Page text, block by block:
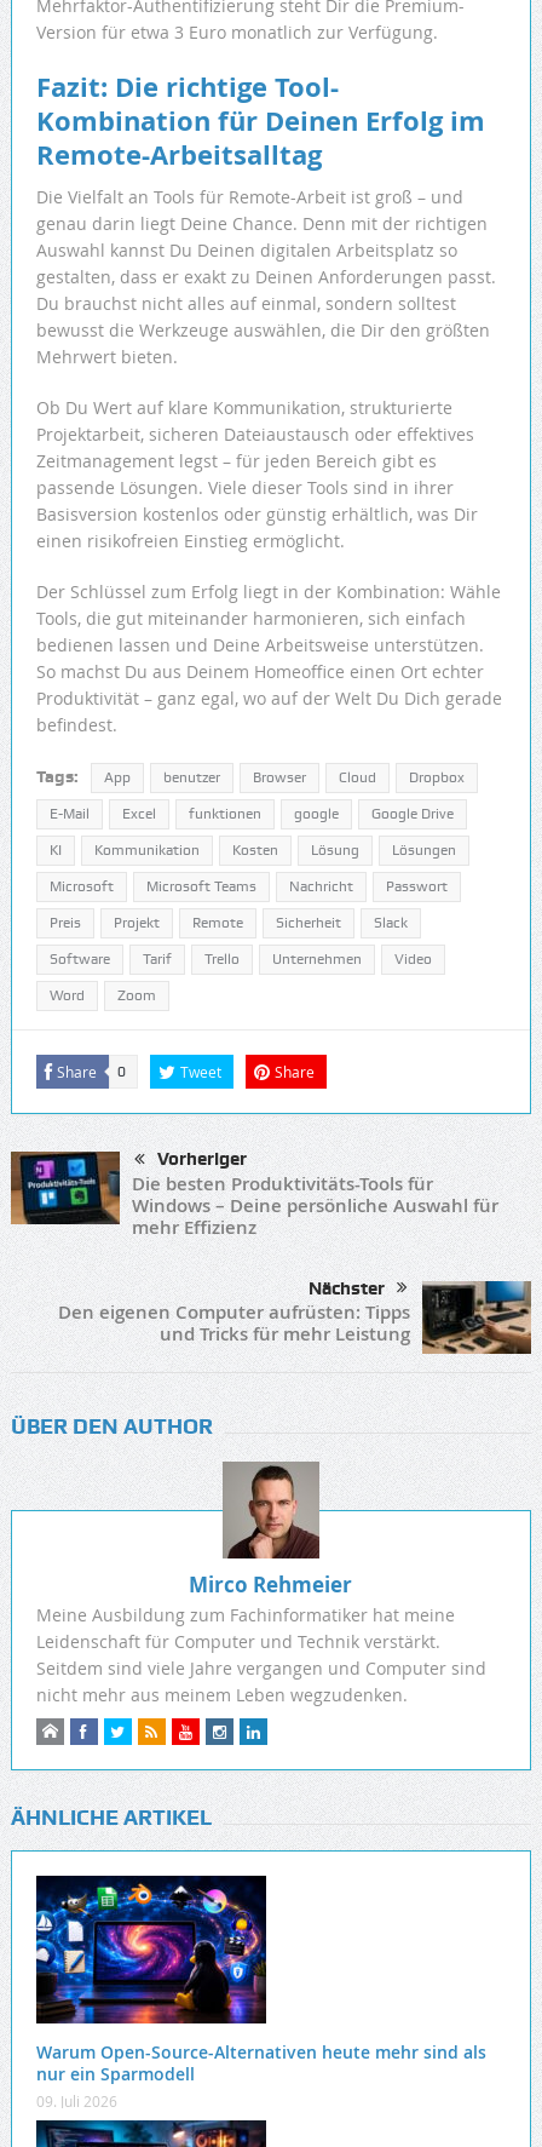
Mehrfaktor-Authentifizierung steht Dir die Premium-
Version für etwa 3 Euro monatlich zur Verfügung.
Fazit: Die richtige Tool-
Kombination für Deinen Erfolg im
Remote-Arbeitsalltag
Die Vielfalt an Tools für Remote-Arbeit ist groß – und
genau darin liegt Deine Chance. Denn mit der richtigen
Auswahl kannst Du Deinen digitalen Arbeitsplatz so
gestalten, dass er exakt zu Deinen Anforderungen passt.
Du brauchst nicht alles auf einmal, sondern solltest
bewusst die Werkzeuge auswählen, die Dir den größten
Mehrwert bieten.
Ob Du Wert auf klare Kommunikation, strukturierte
Projektarbeit, sicheren Dateiaustausch oder effektives
Zeitmanagement legst – für jeden Bereich gibt es
passende Lösungen. Viele dieser Tools sind in ihrer
Basisversion kostenlos oder günstig erhältlich, was Dir
einen risikofreien Einstieg ermöglicht.
Der Schlüssel zum Erfolg liegt in der Kombination: Wähle
Tools, die gut miteinander harmonieren, sich einfach
bedienen lassen und Deine Arbeitsweise unterstützen.
So machst Du aus Deinem Homeoffice einen Ort echter
Produktivität – ganz egal, wo auf der Welt Du Dich gerade
befindest.
Tags: App benutzer Browser Cloud Dropbox
E-Mail Excel funktionen google Google Drive
KI Kommunikation Kosten Lösung Lösungen
Microsoft Microsoft Teams Nachricht Passwort
Preis Projekt Remote Sicherheit Slack
Software Tarif Trello Unternehmen Video
Word Zoom
Share 0 Tweet Share
Vorheriger
Die besten Produktivitäts-Tools für
Windows – Deine persönliche Auswahl für
mehr Effizienz
Nächster
Den eigenen Computer aufrüsten: Tipps
und Tricks für mehr Leistung
ÜBER DEN AUTHOR
Mirco Rehmeier
Meine Ausbildung zum Fachinformatiker hat meine
Leidenschaft für Computer und Technik verstärkt.
Seitdem sind viele Jahre vergangen und Computer sind
nicht mehr aus meinem Leben wegzudenken.
ÄHNLICHE ARTIKEL
Warum Open-Source-Alternativen heute mehr sind als
nur ein Sparmodell
09. Juli 2026